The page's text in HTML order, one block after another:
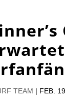
TEAM | FEB.